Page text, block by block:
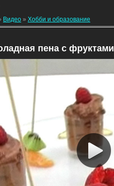
Видео » Хобби и образование
пена с фруктами